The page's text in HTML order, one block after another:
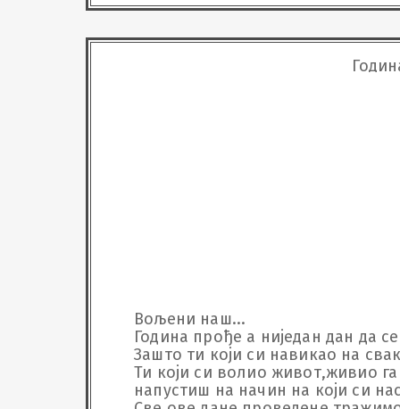
И не
Да
Оно
већ
у
Вољени наш...
Година прође а ниједан дан да
Зашто ти који си навикао на
Ти који си волио живот,живио
напустиш на начин на који си